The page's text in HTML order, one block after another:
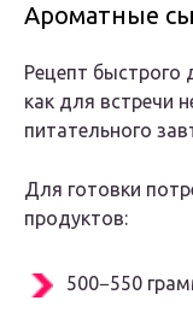
Ароматные
Рецепт быстрого
как для встречи
питательного
Для готовки
продуктов:
500−550